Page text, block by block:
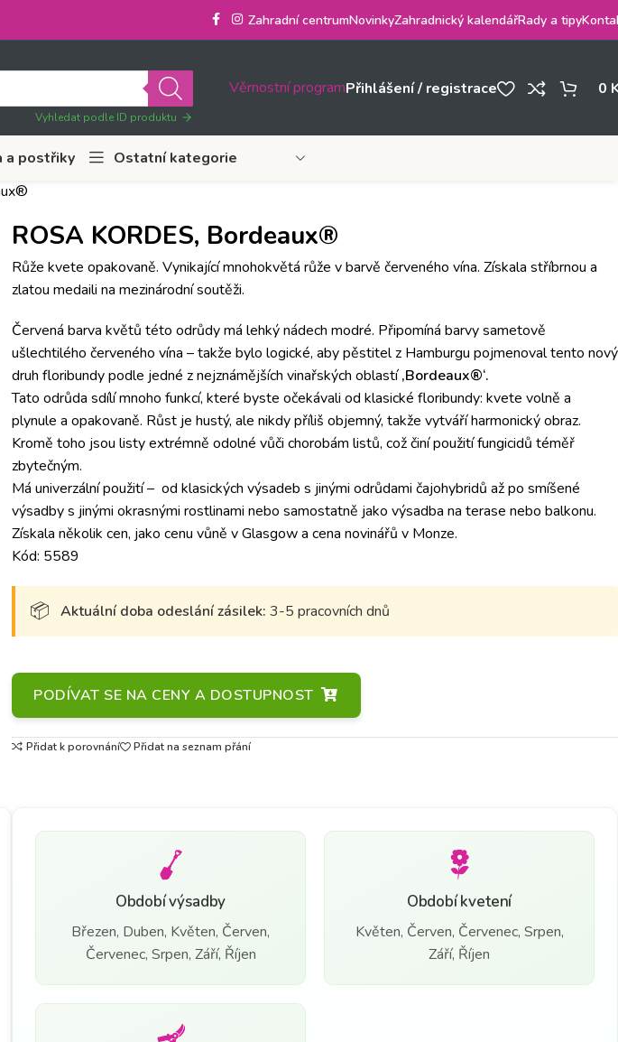
Zahradní centrumNovinkyZahradnický kalendářRady a tipy
Vyhledat podle ID produktu
Věrnostní programPřihlášení / registrace 0
a postřiky
Ostatní kategorie
ROSA KORDES, Bordeaux®
Růže kvete opakovaně. Vynikající mnohokvětá růže v barvě červeného vína. Získala stříbrnou a
zlatou medaili na mezinárodní soutěži.
Červená barva květů této odrůdy má lehký nádech modré. Připomíná barvy sametově
ušlechtilého červeného vína – takže bylo logické, aby pěstitel z Hamburgu pojmenoval tento nový
druh floribundy podle jedné z nejznámějších vinařských oblastí‚Bordeaux®‘.
Tato odrůda sdílí mnoho funkcí, které byste očekávali od klasické floribundy: kvete volně a
plynule a opakovaně. Růst je hustý, ale nikdy příliš objemný, takže vytváří harmonický obraz.
Kromě toho jsou listy extrémně odolné vůči chorobám listů, což činí použití fungicidů téměř
zbytečným.
Má univerzální použití – od klasických výsadeb s jinými odrůdami čajohybridů až po smíšené
výsadby s jinými okrasnými rostlinami nebo samostatně jako výsadba na terase nebo balkonu.
Získala několik cen, jako cenu vůně v Glasgow a cena novinářů v Monze.
Kód: 5589
Aktuální doba odeslání zásilek: 3-5 pracovních dnů
PODÍVAT SE NA CENY A DOSTUPNOST
Přidat k porovnání Přidat na seznam přání
Období výsadby
Březen, Duben, Květen, Červen,
Červenec, Srpen, Září, Říjen
Období kvetení
Květen, Červen, Červenec, Srpen,
Září, Říjen